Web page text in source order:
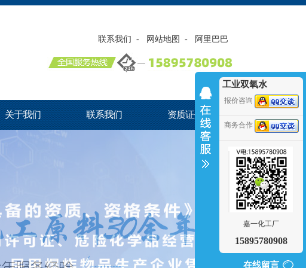
联系我们 - 网站地图 - 阿里巴巴
关于我们 联系我们 资质证书
工业双氧水
报价咨询
商务合作
嘉一化工厂
15895780908
在线留言